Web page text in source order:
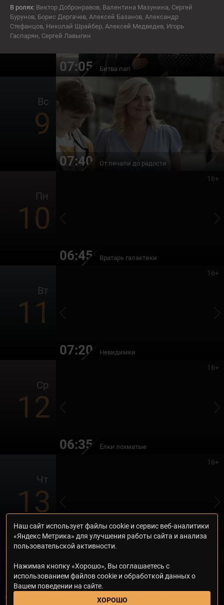
Сб
8
07:05 Битва пап
Вс
9
07:40 От печали до радости
Пн
10
16+
06:45 Вратарь галактики
Вт
11
16+
07:20 Невидимки
Ср
12
16+
06:35 Ёлки лохматые
Чт
13
16+
06:20 МиниМакс
© 2000—2026. Редакция телеканала «Дом кино Премиум». Все права на
любые материалы, опубликованные на сайте, защищены. Любое
использование материалов возможно только с согласия Редакции
В ролях: Виктор Добронравов, Валентина Мазунина, Сергей
Бурунов, Борис Дергачев, Алексей Базанов, Александр
Стефанцов, Николай Шрайбер, Алексей Медведев, Игорь
Гаспарян, Сергей Лавыгин
Наш сайт использует файлы cookie и сервис веб-аналитики
«Яндекс Метрика» для улучшения работы сайта и анализа
пользовательской активности.
Нажимая кнопку «Хорошо», Вы соглашаетесь с
использованием файлов cookie и обработкой данных о
Вашем поведении на сайте.
ХОРОШО